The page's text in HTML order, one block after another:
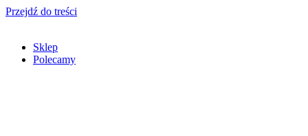
Przejdź do treści
Sklep
Polecamy